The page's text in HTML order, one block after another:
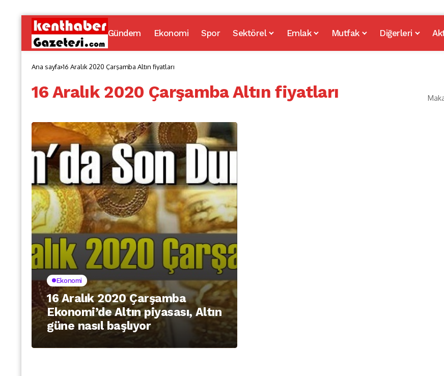
Gündem Ekonomi Spor Sektörel Emlak Mutfak Diğerleri
Ana sayfa 16 Aralık 2020 Çarşamba Altın fiyatları
16 Aralık 2020 Çarşamba Altın fiyatları
Ekonomi
16 Aralık 2020 Çarşamba
Ekonomi’de Altın piyasası, Altın
güne nasıl başlıyor